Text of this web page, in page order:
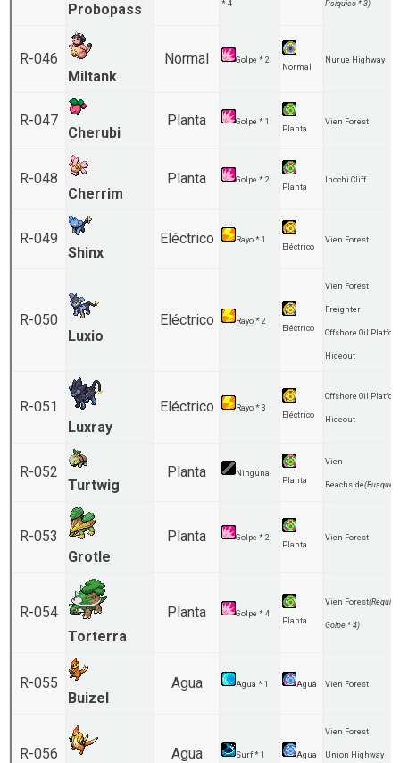
Probopass
* 4 Psíquico * 3)
R-046
Miltank
Normal
Golpe * 2
Normal
Nurue Highway
R-047
Cherubi
Planta
Golpe * 1
Planta
Vien Forest
R-048
Cherrim
Planta
Golpe * 2
Planta
Inochi Cliff
R-049
Shinx
Eléctrico
Rayo * 1
Eléctrico
Vien Forest
R-050
Luxio
Eléctrico
Rayo * 2
Eléctrico
Vien Forest
Freighter
Offshore Oil
Hideout
R-051
Luxray
Eléctrico
Rayo * 3
Eléctrico
Offshore Oil
Hideout
R-052
Turtwig
Planta
Ninguna
Planta
Vien
Beachside
R-053
Grotle
Planta
Golpe * 2
Planta
Vien Forest
R-054
Torterra
Planta
Golpe * 4
Planta
Vien Forest
Golpe * 4)
R-055
Buizel
Agua Agua * 1 Agua Vien Forest
R-056
Agua Surf * 1 Agua
Vien Forest
Union Highway